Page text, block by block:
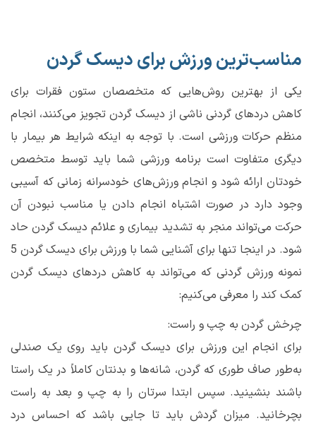
مناسب‌ترین ورزش برای دیسک گردن
یکی از بهترین روش‌هایی که متخصصان ستون فقرات برای
کاهش دردهای گردنی ناشی از دیسک گردن تجویز می‌کنند، انجام
منظم حرکات ورزشی است. با توجه به اینکه شرایط هر بیمار با
دیگری متفاوت است برنامه ورزشی شما باید توسط متخصص
خودتان ارائه شود و انجام ورزش‌های خودسرانه زمانی که آسیبی
وجود دارد در صورت اشتباه انجام دادن یا مناسب نبودن آن
حرکت می‌تواند منجر به تشدید بیماری و علائم دیسک گردن حاد
شود. در اینجا تنها برای آشنایی شما با ورزش برای دیسک گردن 5
نمونه ورزش گردنی که می‌تواند به کاهش دردهای دیسک گردن
کمک کند را معرفی می‌کنیم:
چرخش گردن به چپ و راست:
برای انجام این ورزش برای دیسک گردن باید روی یک صندلی
به‌طور صاف طوری که گردن، شانه‌ها و بدنتان کاملاً در یک راستا
باشند بنشینید. سپس ابتدا سرتان را به چپ و بعد به راست
بچرخانید. میزان گردش باید تا جایی باشد که احساس درد